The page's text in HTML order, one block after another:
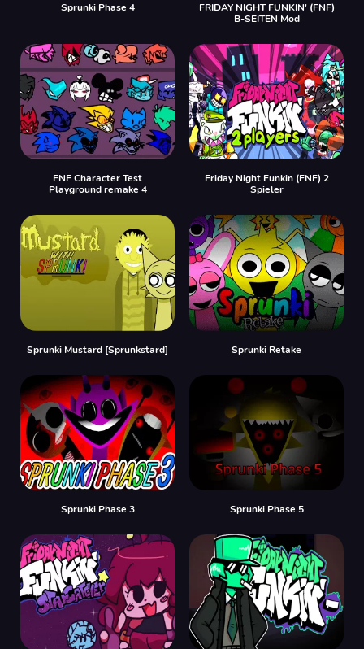
Sprunki Phase 4
FRIDAY NIGHT FUNKIN' (FNF)
B-SEITEN Mod
FNF Character Test
Playground remake 4
Friday Night Funkin (FNF) 2
Spieler
Sprunki Mustard [Sprunkstard] Sprunki Retake
Sprunki Phase 3 Sprunki Phase 5